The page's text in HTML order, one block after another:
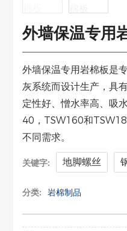
外墙保温专用
外墙保温专用岩棉板是
灰系统而设计生产，具
定性好、憎水率高、吸
40，TSW160和
不同需求。
关键字: 地脚螺丝
分类: 岩棉制品